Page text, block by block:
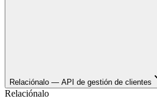
Relaciónalo — API de gestión de clientes
Relaciónalo